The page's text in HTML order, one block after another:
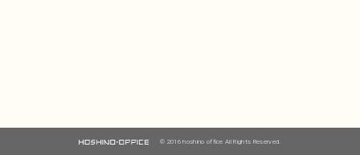
© 2016 hoshino office All Rights Reserved.